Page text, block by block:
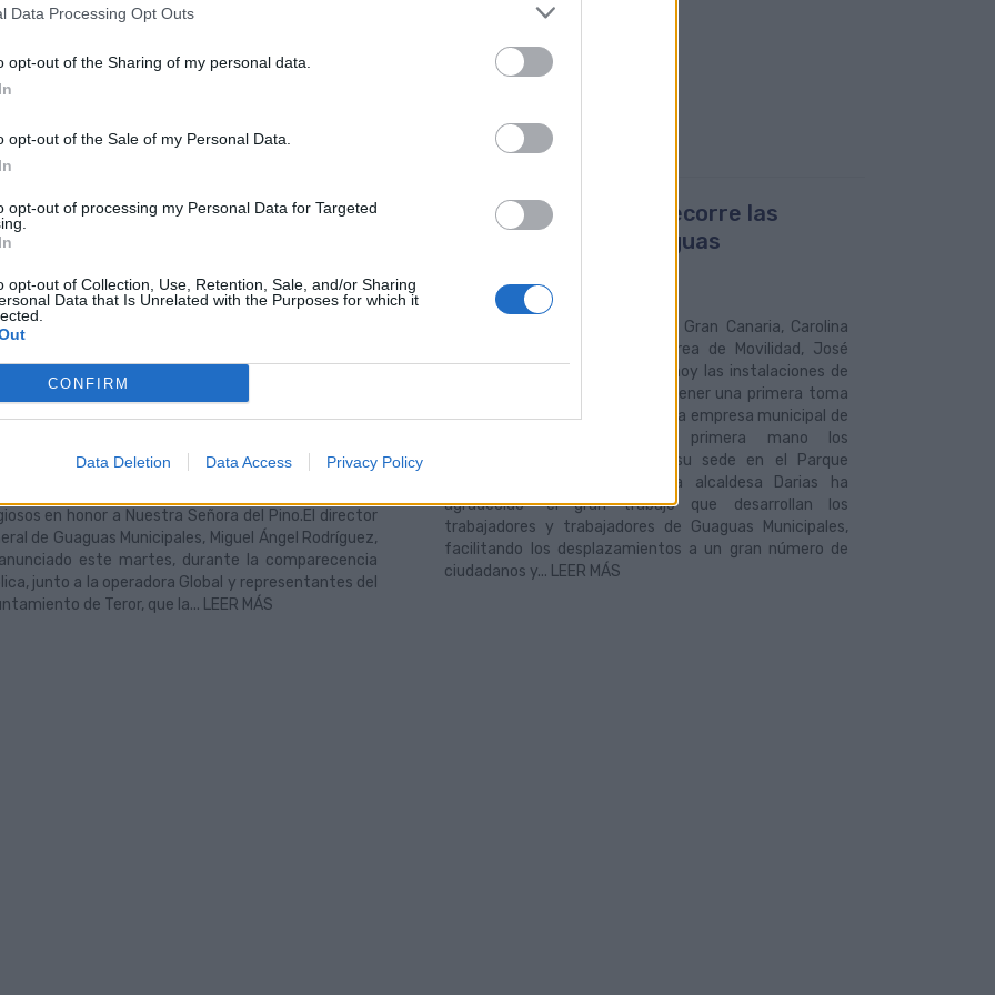
Data Processing Opt Outs
opt-out of the Sharing of my personal data.
opt-out of the Sale of my Personal Data.
opt-out of processing my Personal Data for Targeted
opt-out of Collection, Use, Retention, Sale, and/or Sharing
Data that Is Unrelated with the Purposes for which it
CONFIRM
Data Deletion Data Access Privacy Policy
en los vehículos de la compañía para dos campañas a elección de la ULPGC.
Municipales activa un
especial desde San Telmo y
para facilitar el
a Teror
2023
Municipales intensificará el próximo jueves 7 de
las líneas que conectan las terminales del
facilitar las conexiones a aquellos peregrinos que
realizar su tradicional romería hasta la villa de
en honor a Nuestra Señora del Pino.El director
de Guaguas Municipales, Miguel Ángel Rodríguez,
este martes, durante la comparecencia
junto a la operadora Global y representantes del
de Teror, que la... LEER MÁS
La alcaldesa Darias recorre las
instalaciones de Guaguas
14/07/2023
La alcaldesa de Las Palmas de Gran Canaria, Carolina
Darias, junto al concejal del área de Movilidad, José
Eduardo Ramírez, ha recorrido hoy las instalaciones de
Guaguas Municipales para mantener una primera toma
de contacto con el personal de la empresa municipal de
transporte y conocer de primera mano los
equipamientos y talleres de su sede en el Parque
Empresarial de El Sebadal. La alcaldesa Darias ha
agradecido “el gran trabajo que desarrollan los
trabajadores y trabajadores de Guaguas Municipales,
facilitando los desplazamientos a un gran número de
ciudadanos y... LEER MÁS